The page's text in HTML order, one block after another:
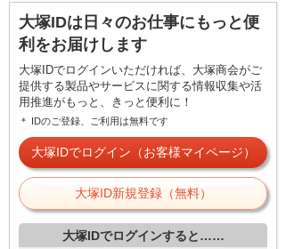
大塚IDは日々のお仕事にもっと便
利をお届けします
大塚IDでログインいただければ、大塚商会がご
提供する製品やサービスに関する情報収集や活
用推進がもっと、きっと便利に！
＊ IDのご登録、ご利用は無料です
大塚IDでログイン（お客様マイページ）
大塚ID新規登録（無料）
大塚IDでログインすると……